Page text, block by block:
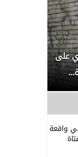
تعدي على
واقعة